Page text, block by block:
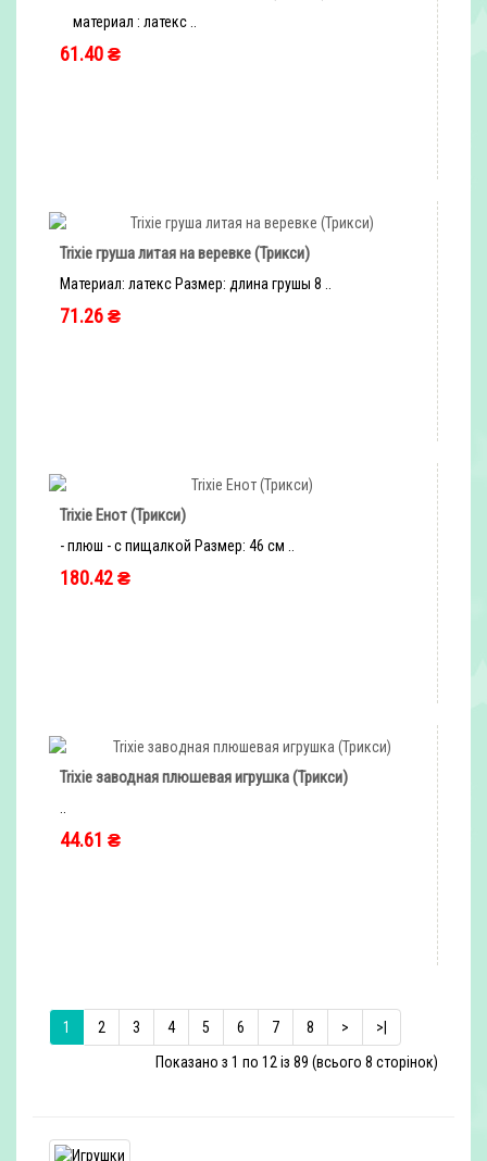
материал : латекс ..
61.40 ₴
Trixie груша литая на веревке (Трикси)
Материал: латекс Размер: длина грушы 8 ..
71.26 ₴
Trixie Енот (Трикси)
- плюш - с пищалкой Размер: 46 см ..
180.42 ₴
Trixie заводная плюшевая игрушка (Трикси)
44.61 ₴
1 2 3 4 5 6 7 8 >
>|
Показано з 1 по 12 із 89 (всього 8 сторінок)